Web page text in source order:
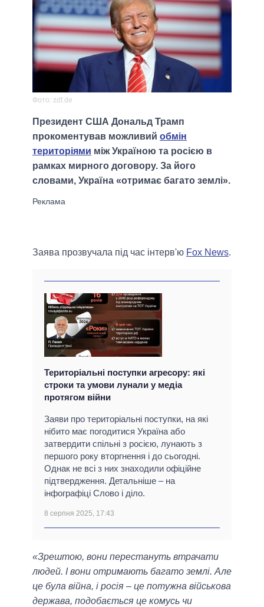
Фото: zdf.de
Президент США Дональд Трамп
прокоментував можливий обмін
територіями між Україною та росією в
рамках мирного договору. За його
словами, Україна «отримає багато землі».
Заява прозвучала під час інтерв'ю Fox News.
Територіальні поступки агресору: які
строки та умови лунали у медіа
протягом війни
Заяви про територіальні поступки, на які
нібито має погодитися Україна або
затвердити спільні з росією, лунають з
першого року вторгнення і до сьогодні.
Однак не всі з них знаходили офіційне
підтвердження. Детальніше – на
інфографіці Слово і діло.
8 серпня 2025, 17:43
«Зрештою, вони перестануть втрачати
людей. І вони отримають багато землі. Але
це була війна, і росія – це потужна військова
держава, подобається це комусь чи